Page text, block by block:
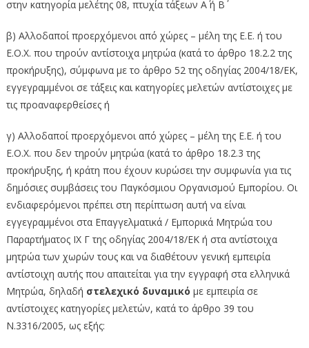
στην κατηγορία μελέτης 08, πτυχία τάξεων Α΄ ή Β΄
β) Αλλοδαποί προερχόμενοι από χώρες – μέλη της Ε.Ε. ή του
Ε.Ο.Χ. που τηρούν αντίστοιχα μητρώα (κατά το άρθρο 18.2.2 της
προκήρυξης), σύμφωνα με το άρθρο 52 της οδηγίας 2004/18/ΕΚ,
εγγεγραμμένοι σε τάξεις και κατηγορίες μελετών αντίστοιχες με
τις προαναφερθείσες ή
γ) Αλλοδαποί προερχόμενοι από χώρες – μέλη της Ε.Ε. ή του
Ε.Ο.Χ. που δεν τηρούν μητρώα (κατά το άρθρο 18.2.3 της
προκήρυξης, ή κράτη που έχουν κυρώσει την συμφωνία για τις
δημόσιες συμβάσεις του Παγκόσμιου Οργανισμού Εμπορίου. Οι
ενδιαφερόμενοι πρέπει στη περίπτωση αυτή να είναι
εγγεγραμμένοι στα Επαγγελματικά / Εμπορικά Μητρώα του
Παραρτήματος IX Γ της οδηγίας 2004/18/ΕΚ ή στα αντίστοιχα
μητρώα των χωρών τους και να διαθέτουν γενική εμπειρία
αντίστοιχη αυτής που απαιτείται για την εγγραφή στα ελληνικά
Μητρώα, δηλαδή στελεχικό δυναμικό με εμπειρία σε
αντίστοιχες κατηγορίες μελετών, κατά το άρθρο 39 του
Ν.3316/2005, ως εξής: